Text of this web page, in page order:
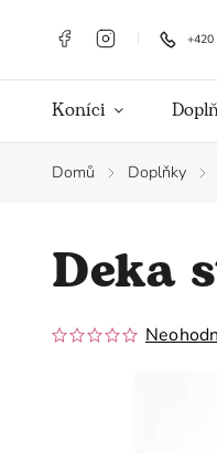
+420
Koníci
Domů / Doplňky /
Deka